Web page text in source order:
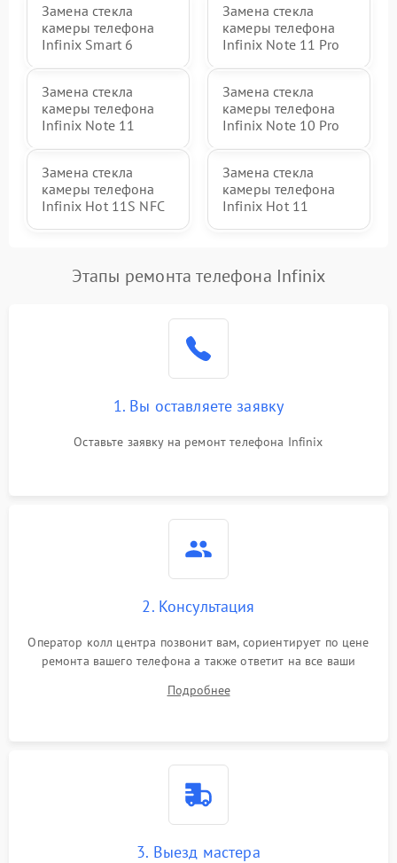
Замена стекла
камеры телефона
Infinix Smart 6
Замена стекла
камеры телефона
Infinix Note 11 Pro
Замена стекла
камеры телефона
Infinix Note 11
Замена стекла
камеры телефона
Infinix Note 10 Pro
Замена стекла
камеры телефона
Infinix Hot 11S NFC
Замена стекла
камеры телефона
Infinix Hot 11
Этапы ремонта телефона Infinix
1. Вы оставляете заявку
Оставьте заявку на ремонт телефона Infinix
2. Консультация
Оператор колл центра позвонит вам, сориентирует по цене
ремонта вашего телефона а также ответит на все ваши
Подробнее
3. Выезд мастера